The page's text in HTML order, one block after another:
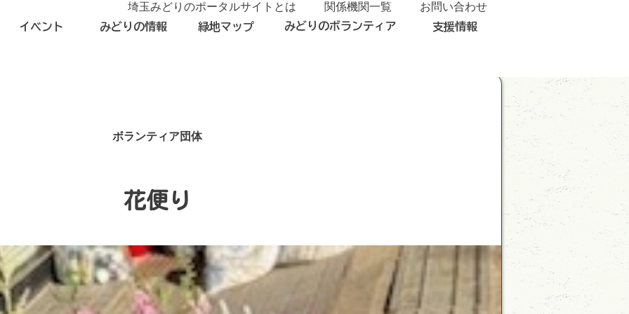
埼玉みどりのポータルサイトとは 関係機関一覧 お問い合わせ
イベント みどりの情報 緑地マップ みどりのボランティア 支援情報
ボランティア団体
花便り